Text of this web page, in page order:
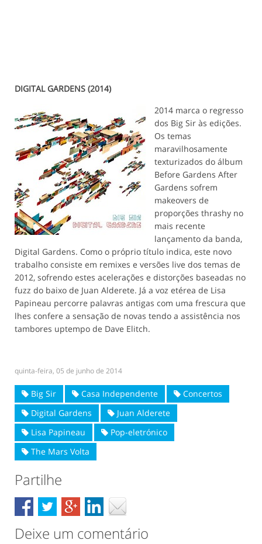
DIGITAL GARDENS (2014)
2014 marca o regresso
dos Big Sir às edições.
Os temas
maravilhosamente
texturizados do álbum
Before Gardens After
Gardens sofrem
makeovers de
proporções thrashy no
mais recente
lançamento da banda,
Digital Gardens. Como o próprio título indica, este novo
trabalho consiste em remixes e versões live dos temas de
2012, sofrendo estes acelerações e distorções baseadas no
fuzz do baixo de Juan Alderete. Já a voz etérea de Lisa
Papineau percorre palavras antigas com uma frescura que
lhes confere a sensação de novas tendo a assistência nos
tambores uptempo de Dave Elitch.
quinta-feira, 05 de junho de 2014
Big Sir Casa Independente
Concertos
Digital Gardens
Juan Alderete
Lisa Papineau
Pop-eletrónico
The Mars Volta
Partilhe
Deixe um comentário